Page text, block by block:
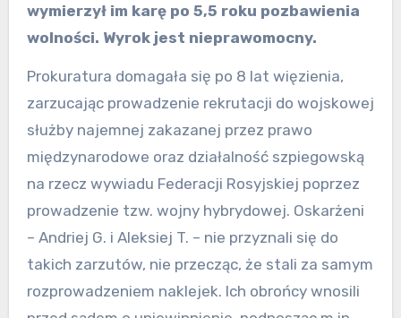
wymierzył im karę po 5,5 roku pozbawienia
wolności. Wyrok jest nieprawomocny.
Prokuratura domagała się po 8 lat więzienia,
zarzucając prowadzenie rekrutacji do wojskowej
służby najemnej zakazanej przez prawo
międzynarodowe oraz działalność szpiegowską
na rzecz wywiadu Federacji Rosyjskiej poprzez
prowadzenie tzw. wojny hybrydowej. Oskarżeni
– Andriej G. i Aleksiej T. – nie przyznali się do
takich zarzutów, nie przecząc, że stali za samym
rozprowadzeniem naklejek. Ich obrońcy wnosili